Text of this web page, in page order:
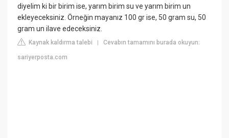
diyelim ki bir birim ise, yarım birim su ve yarım birim un
ekleyeceksiniz. Örneğin mayanız 100 gr ise, 50 gram su, 50
gram un ilave edeceksiniz.
Kaynak kaldırma talebi |Cevabın tamamını burada okuyun:
sariyerposta.com